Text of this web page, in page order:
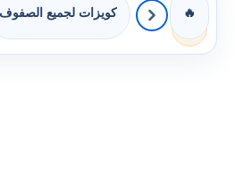
🔥 كويزات لجميع الصفوف